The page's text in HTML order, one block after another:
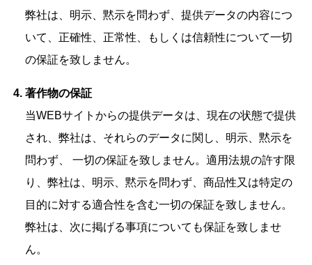
弊社は、明示、黙示を問わず、提供データの内容につ
いて、正確性、正常性、もしくは信頼性について一切
の保証を致しません。
著作物の保証
当WEBサイトからの提供データは、現在の状態で提供
され、弊社は、それらのデータに関し、明示、黙示を
問わず、 一切の保証を致しません。適用法規の許す限
り、弊社は、明示、黙示を問わず、商品性又は特定の
目的に対する適合性を含む一切の保証を致しません。
弊社は、次に掲げる事項についても保証を致しませ
ん。